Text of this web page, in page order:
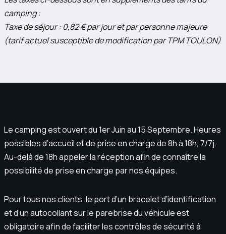
camping :
Taxe de séjour : 0,82 € par jour et par personne majeure
(tarif actuel susceptible de modification par TPM TOULON)
Le camping est ouvert du 1er Juin au 15 Septembre. Heures
possibles d’accueil et de prise en charge de 8h à 18h, 7/7j.
Au-delà de 18h appeler la réception afin de connaître la
possibilité de prise en charge par nos équipes.
Pour tous nos clients, le port d’un bracelet d’identification
et d’un autocollant sur le parebrise du véhicule est
obligatoire afin de faciliter les contrôles de sécurité à